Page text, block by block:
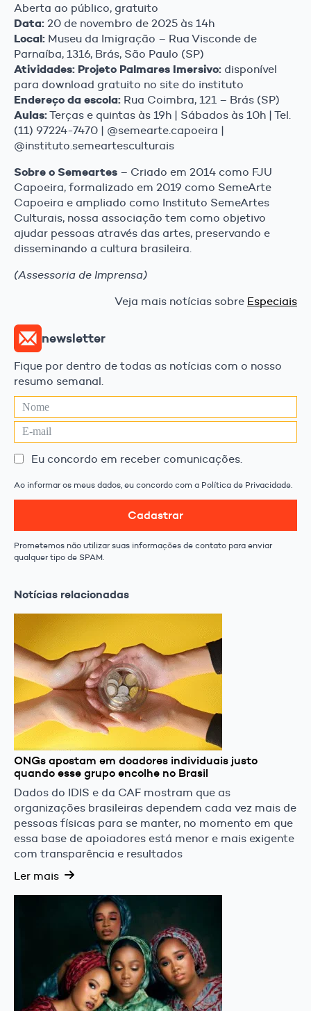
Aberta ao público, gratuito
Data: 20 de novembro de 2025 às 14h
Local: Museu da Imigração – Rua Visconde de
Parnaíba, 1316, Brás, São Paulo (SP)
Atividades: Projeto Palmares Imersivo: disponível
para download gratuito no site do instituto
Endereço da escola: Rua Coimbra, 121 – Brás (SP)
Aulas:Terças e quintas às 19h | Sábados às 10h | Tel.
(11) 97224-7470 | @semearte.capoeira |
@instituto.semeartesculturais
Sobre o Semeartes – Criado em 2014 como FJU
Capoeira, formalizado em 2019 como SemeArte
Capoeira e ampliado como Instituto SemeArtes
Culturais, nossa associação tem como objetivo
ajudar pessoas através das artes, preservando e
disseminando a cultura brasileira.
(Assessoria de Imprensa)
Veja mais notícias sobre Especiais
newsletter
Fique por dentro de todas as notícias com o nosso
resumo semanal.
Eu concordo em receber comunicações.
Ao informar os meus dados, eu concordo com a Política de Privacidade.
Cadastrar
Prometemos não utilizar suas informações de contato para enviar
qualquer tipo de SPAM.
Notícias relacionadas
ONGs apostam em doadores individuais justo
quando esse grupo encolhe no Brasil
Dados do IDIS e da CAF mostram que as
organizações brasileiras dependem cada vez mais de
pessoas físicas para se manter, no momento em que
essa base de apoiadores está menor e mais exigente
com transparência e resultados
Ler mais